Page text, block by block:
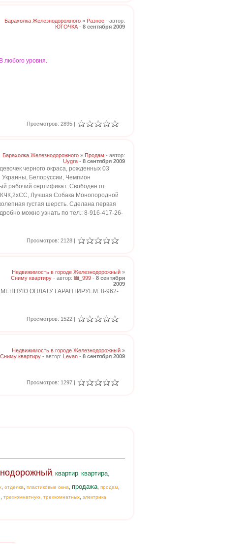
Барахолка Железнодорожного » Разное - автор:
ЮТОЧКА - 8 сентября 2009
уровня.
Просмотров: 2895 |
Барахолка Железнодорожного » Продам - автор:
Uygra - 8 сентября 2009
черного окраса, рожденных 03
Белоруссии, Чемпион
рабочий сертификат. Свободен от
Лучшая Собака Монопородной
густая шерсть. Сделана первая
можно узнать по тел.: 8-916-417-26-
Просмотров: 2128 |
Недвижимость в городе Железнодорожный »
Сниму квартиру - автор: lilit_999 - 8 сентября
2009
ОПЛАТУ ГАРАНТИРУЕМ. 8-962-
Просмотров: 1522 |
Недвижимость в городе Железнодорожный »
Сниму квартиру - автор: Levan - 8 сентября 2009
Просмотров: 1297 |
квартир, квартира,
отделка пластиковые окна продажа продам
трехкомнатную трехкомнатных электрика